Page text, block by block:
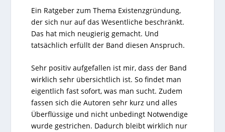
Ein Ratgeber zum Thema Existenzgründung,
der sich nur auf das Wesentliche beschränkt.
Das hat mich neugierig gemacht. Und
tatsächlich erfüllt der Band diesen Anspruch.
Sehr positiv aufgefallen ist mir, dass der Band
wirklich sehr übersichtlich ist. So findet man
eigentlich fast sofort, was man sucht. Zudem
fassen sich die Autoren sehr kurz und alles
Überflüssige und nicht unbedingt Notwendige
wurde gestrichen. Dadurch bleibt wirklich nur